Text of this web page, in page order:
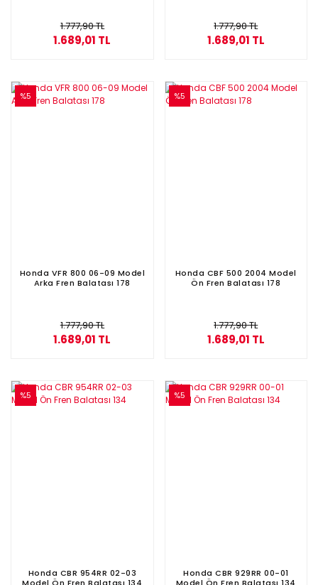
1.777,90 TL
1.689,01 TL
1.777,90 TL
1.689,01 TL
%5
Honda VFR 800 06-09 Model
Arka Fren Balatası 178
1.777,90 TL
1.689,01 TL
%5
Honda CBF 500 2004 Model
Ön Fren Balatası 178
1.777,90 TL
1.689,01 TL
%5
Honda CBR 954RR 02-03
Model Ön Fren Balatası 134
%5
Honda CBR 929RR 00-01
Model Ön Fren Balatası 134